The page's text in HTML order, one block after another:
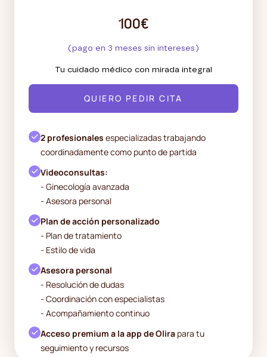
100€
(pago en 3 meses sin intereses)
Tu cuidado médico con mirada integral
QUIERO PEDIR CITA
2 profesionales especializadas trabajando
coordinadamente como punto de partida
Videoconsultas:
- Ginecología avanzada
- Asesora personal
Plan de acción personalizado
- Plan de tratamiento
- Estilo de vida
Asesora personal
- Resolución de dudas
- Coordinación con especialistas
- Acompañamiento continuo
Acceso premium a la app de Olira para tu
seguimiento y recursos